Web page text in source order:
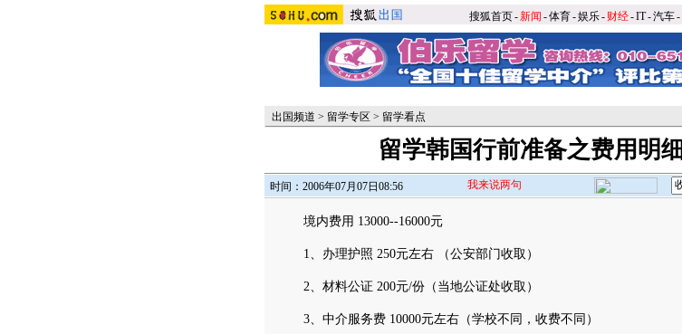
搜狐首页-新闻 -体育-娱乐- 财经-IT-汽车-
出国频道 > 留学专区 > 留学看点
留学韩国行前准备之费用明细
时间：2006年07月07日08:56 我来说两句
境内费用 13000--16000元
1、办理护照 250元左右 （公安部门收取）
2、材料公证 200元/份（当地公证处收取）
3、中介服务费 10000元左右（学校不同，收费不同）